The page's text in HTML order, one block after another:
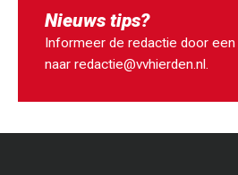
Nieuws tips?
Informeer de redactie door
naar redactie@vvhierden.nl.